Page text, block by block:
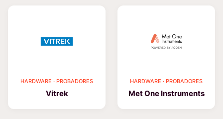
HARDWARE · PROBADORES
Vitrek
HARDWARE · PROBADORES
Met One Instruments